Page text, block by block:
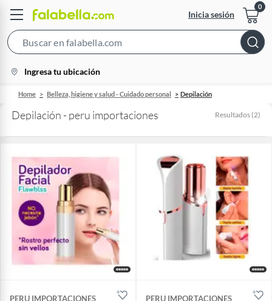
Inicia sesión
Bar
location-
icon
Ingresa tu ubicación
Home Belleza, higiene y salud - Cuidado personal Depilación
Depilación - peru importaciones Resultados (2)
PERU IMPORTACIONES PERU IMPORTACIONES